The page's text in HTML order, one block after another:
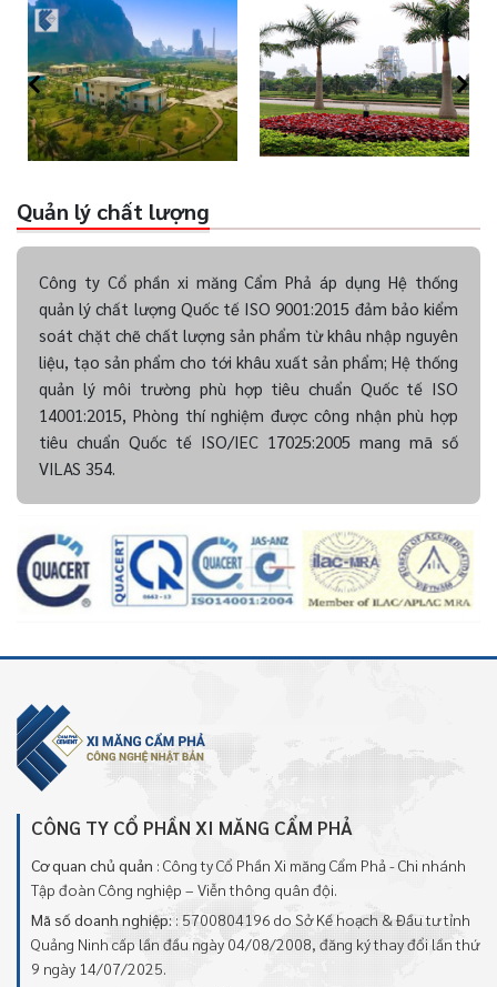
Quản lý chất lượng
Công ty Cổ phần xi măng Cẩm Phả áp dụng Hệ thống
quản lý chất lượng Quốc tế ISO 9001:2015 đảm bảo kiểm
soát chặt chẽ chất lượng sản phẩm từ khâu nhập nguyên
liệu, tạo sản phẩm cho tới khâu xuất sản phẩm; Hệ thống
quản lý môi trường phù hợp tiêu chuẩn Quốc tế ISO
14001:2015, Phòng thí nghiệm được công nhận phù hợp
tiêu chuẩn Quốc tế ISO/IEC 17025:2005 mang mã số
VILAS 354.
CÔNG TY CỔ PHẦN XI MĂNG CẨM PHẢ
Cơ quan chủ quản : Công ty Cổ Phần Xi măng Cẩm Phả - Chi nhánh
Tập đoàn Công nghiệp – Viễn thông quân đội.
Mã số doanh nghiệp: : 5700804196 do Sở Kế hoạch & Đầu tư tỉnh
Quảng Ninh cấp lần đầu ngày 04/08/2008, đăng ký thay đổi lần thứ
9 ngày 14/07/2025.